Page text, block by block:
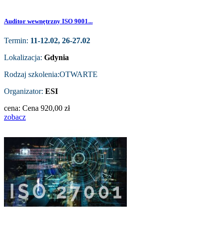
Auditor wewnętrzny ISO 9001...
Termin: 11-12.02, 26-27.02
Lokalizacja: Gdynia
Rodzaj szkolenia:OTWARTE
Organizator: ESI
cena: Cena 920,00 zł
zobacz